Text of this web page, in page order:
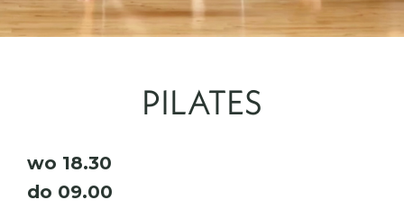
PILATES
wo 18.30
do 09.00